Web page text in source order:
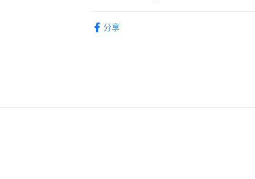
每筆HK$100.00，滿HK$500.00或以上免運費
分享